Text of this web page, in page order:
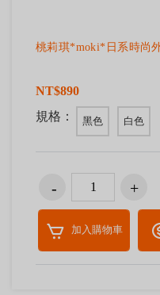
桃莉琪*moki*日系時尚
NT$890
規格：
黑色 白色
加入購物車